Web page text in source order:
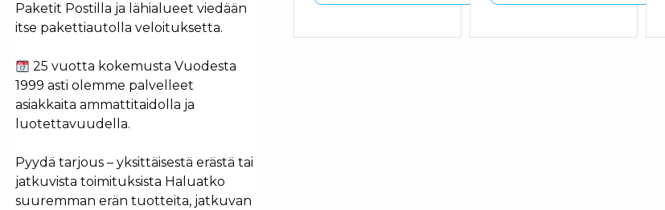
Paketit Postilla ja lähialueet viedään
itse pakettiautolla veloituksetta.
25 vuotta kokemusta Vuodesta
1999 asti olemme palvelleet
asiakkaita ammattitaidolla ja
luotettavuudella.
Pyydä tarjous – yksittäisestä erästä tai
jatkuvista toimituksista Haluatko
suuremman erän tuotteita, jatkuvan